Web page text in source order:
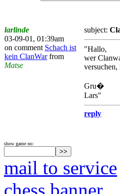
larlinde
03-09-01, 01:39am
on comment Schach ist
kein ClanWarfrom
Matse
subject:
"Hallo,
wer
Gru�
Lars"
reply
show game no:
mail to service